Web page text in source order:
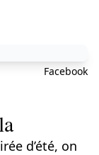
Facebook
d’été, on